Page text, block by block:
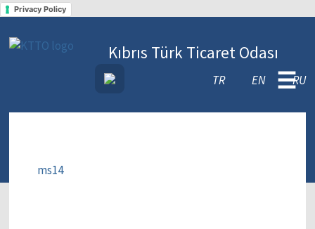
Privacy Policy
Kıbrıs Türk Ticaret Odası
TR EN RU
☰
ms14